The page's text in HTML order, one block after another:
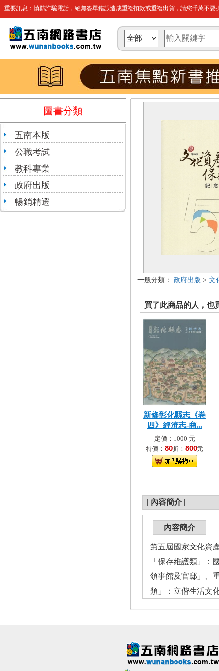
重要訊息：慎防詐騙電話，絕無簽單錯誤造成重複扣款或重複出貨，請您千萬不要
圖書分類
五南本版
公職考試
教科專業
政府出版
暢銷精選
一般分類： 政府出版 > 文
買了此商品的人，也
新修彰化縣志《卷
四》經濟志-商...
定價：1000 元
特價： 80折！ 800元
| 內容簡介 |
內容簡介
第五屆國家文化資
「保存維護類」：
領事館及官邸」、
類」：立偕生活文